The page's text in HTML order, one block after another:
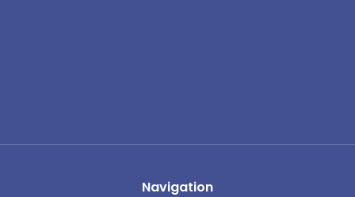
Navigation